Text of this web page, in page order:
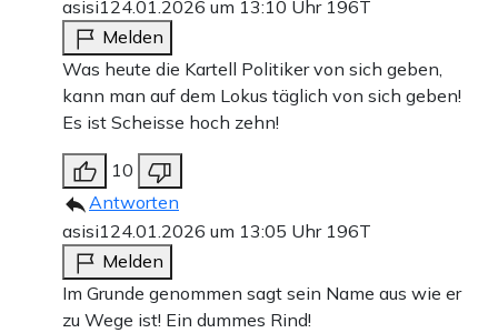
asisi124.01.2026 um 13:10 Uhr 196T
Melden
Was heute die Kartell Politiker von sich geben,
kann man auf dem Lokus täglich von sich geben!
Es ist Scheisse hoch zehn!
10
Antworten
asisi124.01.2026 um 13:05 Uhr 196T
Melden
Im Grunde genommen sagt sein Name aus wie er
zu Wege ist! Ein dummes Rind!